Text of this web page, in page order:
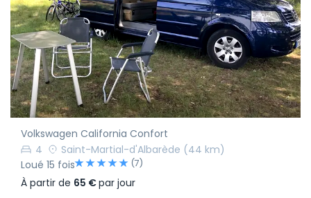
Volkswagen California Confort
4
Saint-Martial-d'Albarède (44 km)
Loué 15 fois
(7)
À partir de 65 €par jour